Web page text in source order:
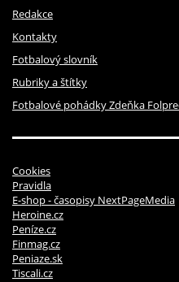
Redakce
Kontakty
Fotbalový slovník
Rubriky a štítky
Fotbalové pohádky Zdeňka
Cookies
Pravidla
E-shop - časopisy NextPageMedia
Heroine.cz
Peníze.cz
Finmag.cz
Peniaze.sk
Tiscali.cz